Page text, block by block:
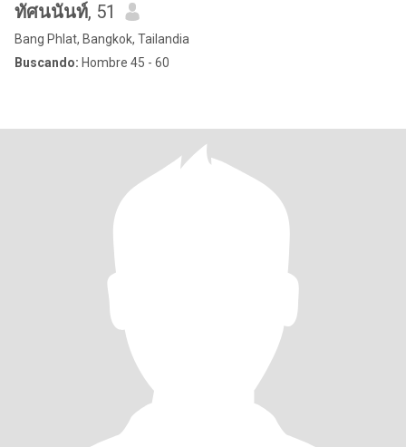
ทัศนนันท์, 51
Bang Phlat, Bangkok, Tailandia
Buscando: Hombre 45 - 60